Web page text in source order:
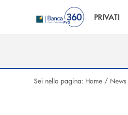
Salta al contenuto principale
PRIVATI
Sei nella pagina: Home / News